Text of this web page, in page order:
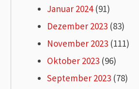
Januar 2024(91)
Dezember 2023 (83)
November 2023 (111)
Oktober 2023 (96)
September 2023 (78)